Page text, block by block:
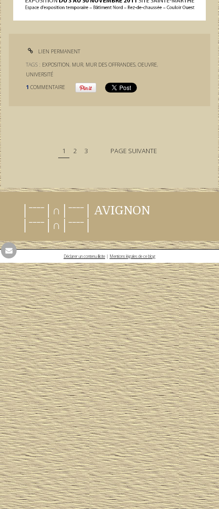
LIEN PERMANENT
TAGS : EXPOSITION, MUR, MUR DES OFFRANDES,OEUVRE,
UNIVERSITÉ
1 COMMENTAIRE
1 2 3 PAGE SUIVANTE
│ˉˉˉˉ│∩│ˉˉˉˉ│ AVIGNON
│ˉˉˉˉ│∩│ˉˉˉˉ│
Déclarer un contenu illicite | Mentions légales de ce blog